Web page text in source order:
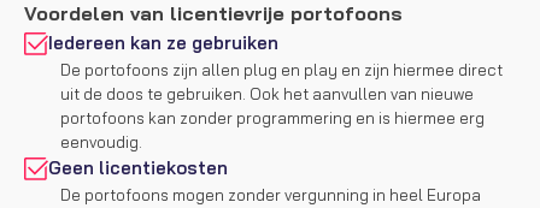
Voordelen van licentievrije portofoons
Iedereen kan ze gebruiken
De portofoons zijn allen plug en play en zijn hiermee direct
uit de doos te gebruiken. Ook het aanvullen van nieuwe
portofoons kan zonder programmering en is hiermee erg
eenvoudig.
Geen licentiekosten
De portofoons mogen zonder vergunning in heel Europa